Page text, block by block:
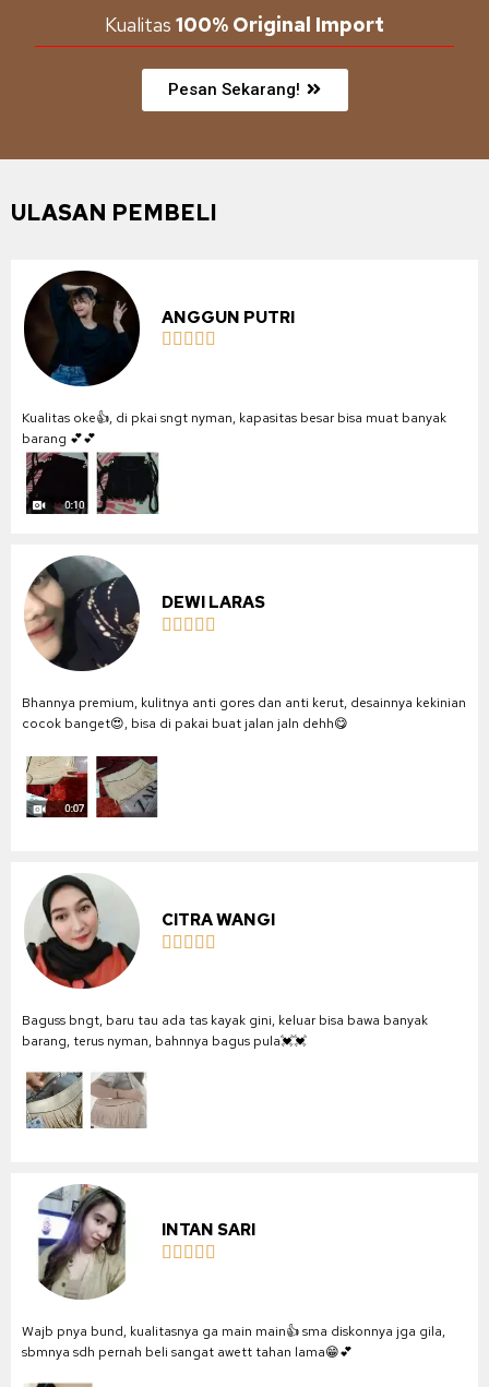
Kualitas 100% Original Import
Pesan Sekarang!
ULASAN PEMBELI
ANGGUN PUTRI
    
Kualitas oke👍, di pkai sngt nyman, kapasitas besar bisa muat banyak
barang 💕💕
DEWI LARAS
    
Bhannya premium, kulitnya anti gores dan anti kerut, desainnya kekinian
cocok banget😍, bisa di pakai buat jalan jaln dehh😋
CITRA WANGI
    
Baguss bngt, baru tau ada tas kayak gini, keluar bisa bawa banyak
barang, terus nyman, bahnnya bagus pula💓💓
INTAN SARI
    
Wajb pnya bund, kualitasnya ga main main👍 sma diskonnya jga gila,
sbmnya sdh pernah beli sangat awett tahan lama😁💕